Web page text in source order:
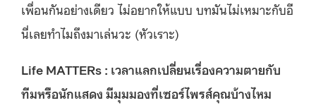
เพื่อนกันอย่างเดียว ไม่อยากให้แบบ บทมันไม่เหมาะกับอี
นี่เลยทำไมถึงมาเล่นวะ (หัวเราะ)
Life MATTERs : เวลาแลกเปลี่ยนเรื่องความตายกับ
ทีมหรือนักแสดง มีมุมมองที่เซอร์ไพรส์คุณบ้างไหม